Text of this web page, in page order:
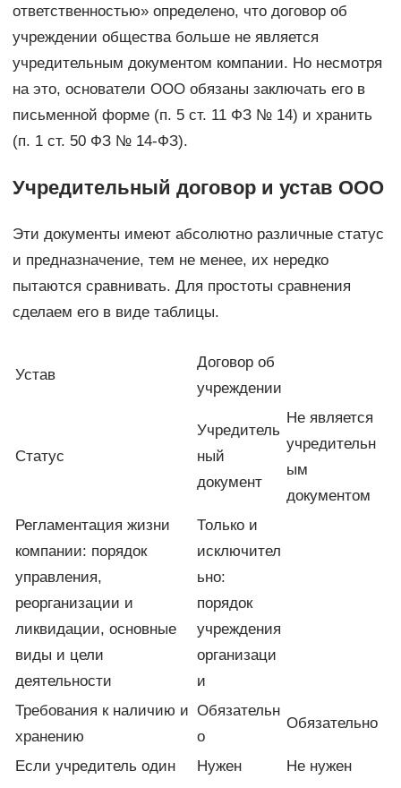
ответственностью» определено, что договор об
учреждении общества больше не является
учредительным документом компании. Но несмотря
на это, основатели ООО обязаны заключать его в
письменной форме (п. 5 ст. 11 ФЗ № 14) и хранить
(п. 1 ст. 50 ФЗ № 14-ФЗ).
Учредительный договор и устав ООО
Эти документы имеют абсолютно различные статус
и предназначение, тем не менее, их нередко
пытаются сравнивать. Для простоты сравнения
сделаем его в виде таблицы.
Устав
Договор об
учреждении
Статус
Учредитель
ный
документ
Не является
учредительн
ым
документом
Регламентация жизни
компании: порядок
управления,
реорганизации и
ликвидации, основные
виды и цели
деятельности
Только и
исключител
ьно:
порядок
учреждения
организаци
и
Требования к наличию и
хранению
Обязательн
о
Обязательно
Если учредитель один Нужен
Не нужен